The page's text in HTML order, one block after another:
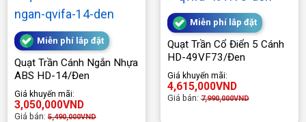
Miễn phí lắp đặt
Quạt Trần Cánh Ngắn Nhựa
ABS HD-14/Đen
Giá khuyến mãi:
3,050,000VND
Giá bán:5,490,000VND
Miễn phí lắp đặt
Quạt Trần Cổ Điển 5 Cánh
HD-49VF73/Đen
Giá khuyến mãi:
4,615,000VND
Giá bán:7,990,000VND